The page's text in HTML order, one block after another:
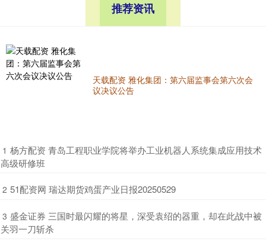
推荐资讯
天载配资 雅化集团：第六届监事会第六次会
议决议公告
1 ​杨方配资 青岛工程职业学院将举办工业机器人系统集成应用技术
高级研修班
2 ​51配资网 瑞达期货鸡蛋产业日报20250529
3 ​盛金证券 三国时最闪耀的将星，深受袁绍的器重，却在此战中被
关羽一刀斩杀